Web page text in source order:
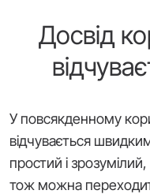
Досвід
У повсякденному
відчувається
простий і
тож можна